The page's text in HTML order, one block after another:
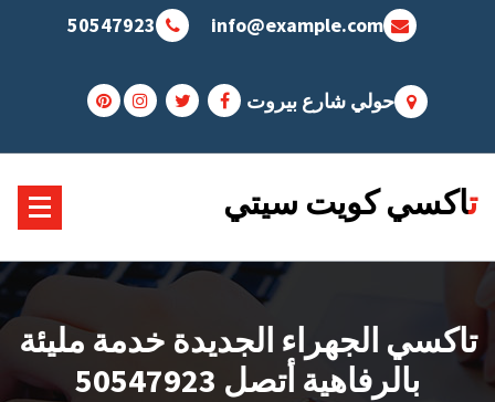
info@example.com
50547923
حولي شارع بيروت
تاكسي كويت سيتي
تاكسي الجهراء الجديدة خدمة مليئة
بالرفاهية أتصل 50547923